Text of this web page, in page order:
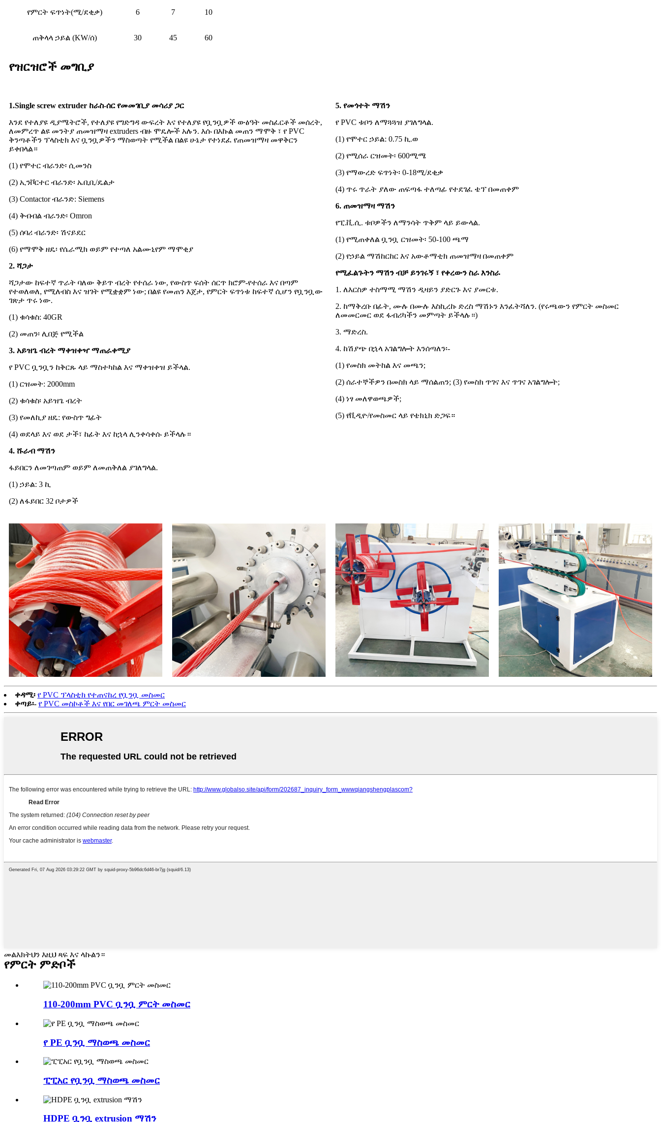
የምርት ፍጥነት(ሚ/ደቂቃ) 6 7 10
ጠቅላላ ኃይል (KW/ሰ) 30 45 60
የዝርዝሮች መግቢያ
1.Single screw extruder ከራስ-ሰር የመመገቢያ መሳሪያ ጋር
እንደ የተለያዩ ዲያሜትሮች, የተለያዩ የግድግዳ ውፍረት እና የተለያዩ የቧንቧዎች ውፅዓት መስፈርቶች መሰረት,
ለመምረጥ ልዩ መንትያ ጠመዝማዛ extruders ብዙ ሞዴሎች አሉን. እሱ በእኩል መጠን ማሞቅ ፣ የ PVC
ቅንጣቶችን ፕላስቲክ እና ቧንቧዎችን ማስወጣት የሚችል በልዩ ሁኔታ የተነደፈ የጠመዝማዛ መዋቅርን
ይቀበላል።
(1) የሞተር ብራንድ፡ ሲመንስ
(2) ኢንቮርተር ብራንድ፡ ኤቢቢ/ዴልታ
(3) Contactor ብራንድ: Siemens
(4) ቅብብል ብራንድ፡ Omron
(5) ሰባሪ ብራንድ፡ ሽናይደር
(6) የማሞቅ ዘዴ፡ የሴራሚክ ወይም የተጣለ አልሙኒየም ማሞቂያ
2. ሻጋታ
ሻጋታው ከፍተኛ ጥራት ባለው ቅይጥ ብረት የተሰራ ነው, የውስጥ ፍሰት ሰርጥ ክሮም-የተሰራ እና በጣም
የተወለወለ, የሚለብስ እና ዝገት የሚቋቋም ነው; በልዩ የመጠን እጀታ, የምርት ፍጥነቱ ከፍተኛ ሲሆን የቧንቧው
ገጽታ ጥሩ ነው.
(1) ቁሳቁስ: 40GR
(2) መጠን፡ ሊበጅ የሚችል
3. አይዝጌ ብረት ማቀዝቀዣ ማጠራቀሚያ
የ PVC ቧንቧን ከቅርጹ ላይ ማስተካከል እና ማቀዝቀዝ ይችላል.
(1) ርዝመት: 2000mm
(2) ቁሳቁስ፡ አይዝጌ ብረት
(3) የመለኪያ ዘዴ: የውስጥ ግፊት
(4) ወደላይ እና ወደ ታች፣ ከፊት እና ከኋላ ሊንቀሳቀሱ ይችላሉ።
4. ሹራብ ማሽን
ፋይበርን ለመገጣጠም ወይም ለመጠቅለል ያገለግላል.
(1) ኃይል: 3 ኪ
(2) ለፋይበር 32 ቦታዎች
5. የመጎተት ማሽን
የ PVC ቱቦን ለማጓጓዝ ያገለግላል.
(1) የሞተር ኃይል: 0.75 ኪ.ወ
(2) የሚሰራ ርዝመት፡ 600ሚሜ
(3) የማውረድ ፍጥነት፡ 0-18ሚ/ደቂቃ
(4) ጥሩ ጥራት ያለው ጠፍጣፋ ተለጣፊ የተደገፈ ቴፕ በመጠቀም
6. ጠመዝማዛ ማሽን
የፒ.ቪ.ሲ. ቱቦዎችን ለማንሳት ጥቅም ላይ ይውላል.
(1) የሚጠቀለል ቧንቧ ርዝመት፡ 50-100 ጫማ
(2) የኃይል ማሽከርከር እና አውቶማቲክ ጠመዝማዛ በመጠቀም
የሚፈልጉትን ማሽን ብቻ ይንገሩኝ ፣ የቀረውን ስራ እንስራ
1. ለእርስዎ ተስማሚ ማሽን ዲዛይን ያድርጉ እና ያመርቱ.
2. ከማቅረቡ በፊት, ሙሉ በሙሉ እስኪረኩ ድረስ ማሽኑን እንፈትሻለን. (የሩጫውን የምርት መስመር
ለመመርመር ወደ ፋብሪካችን መምጣት ይችላሉ።)
3. ማድረስ.
4. ከሽያጭ በኋላ አገልግሎት እንሰጣለን፡-
(1) የመስክ መትከል እና መጫን;
(2) ሰራተኞችዎን በመስክ ላይ ማሰልጠን; (3) የመስክ ጥገና እና ጥገና አገልግሎት;
(4) ነፃ መለዋወጫዎች;
(5) የቪዲዮ/የመስመር ላይ የቴክኒክ ድጋፍ።
ቀዳሚ፡ የ PVC ፕላስቲክ የተጠናከረ የቧንቧ መስመር
ቀጣይ፡- የ PVC መስኮቶች እና የበር መገለጫ ምርት መስመር
መልእክትህን እዚህ ጻፍ እና ላኩልን።
የምርት ምድቦች
110-200mm PVC ቧንቧ ምርት መስመር
የ PE ቧንቧ ማስወጫ መስመር
ፒፒአር የቧንቧ ማስወጫ መስመር
HDPE ቧንቧ extrusion ማሽን